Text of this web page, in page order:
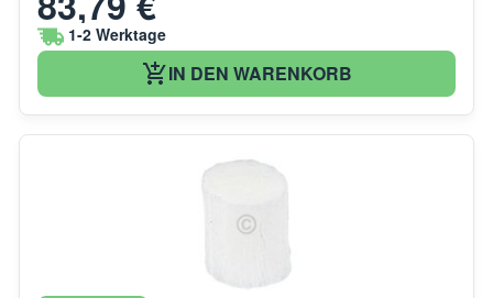
1-2 Werktage
IN DEN WARENKORB